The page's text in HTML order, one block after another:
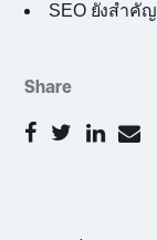
SEO ยังสำคั
Share